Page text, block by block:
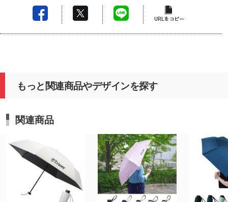
もっと関連商品やデザインを探す
関連商品